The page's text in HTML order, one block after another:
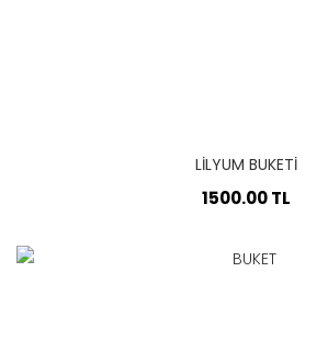
LİLYUM BUKETİ
1500.00 TL